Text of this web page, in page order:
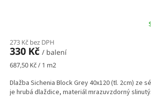
273 Kč bez DPH
330 Kč / balení
Měrná
687,50 Kč / 1 m2
Dlažba Sichenia Block Grey 40x120 (tl. 2cm) ze
je hrubá dlaždice, materiál mrazuvzdorný slinutý.